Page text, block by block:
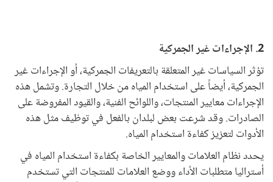
2. الإجراءات غير الجمركية
تؤثر السياسات غير المتعلقة بالتعريفات الجمركية، أو الإجراءات غير
الجمركية، أيضاً على استخدام المياه من خلال التجارة. وتشمل هذه
الإجراءات معايير المنتجات، واللوائح الفنية، والقيود المفروضة على
الصادرات. وقد شرعت بعض لبلدان بالفعل في توظيف مثل هذه
الأدوات لتعزيز كفاءة استخدام المياه.
يحدد نظام العلامات والمعايير الخاصة بكفاءة استخدام المياه في
أستراليا متطلبات الأداء ووضع العلامات للمنتجات التي تستخدم